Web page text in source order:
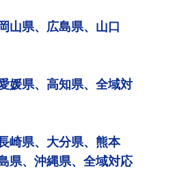
山県、広島県、山口
媛県、高知県、全域対
崎県、大分県、熊本
県、沖縄県、全域対応